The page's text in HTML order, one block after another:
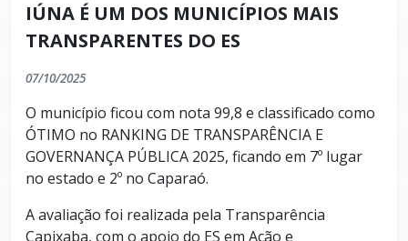
IÚNA É UM DOS MUNICÍPIOS MAIS
TRANSPARENTES DO ES
07/10/2025
O município ficou com nota 99,8 e classificado como
ÓTIMO no RANKING DE TRANSPARÊNCIA E
GOVERNANÇA PÚBLICA 2025, ficando em 7º lugar
no estado e 2º no Caparaó.
A avaliação foi realizada pela Transparência
Capixaba, com o apoio do ES em Ação e